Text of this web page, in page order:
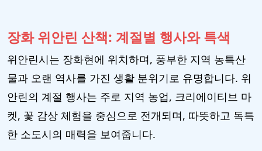
장화 위안린 산책: 계절별 행사와 특색
위안린시는 장화현에 위치하며, 풍부한 지역 농특산
물과 오랜 역사를 가진 생활 분위기로 유명합니다. 위
안린의 계절 행사는 주로 지역 농업, 크리에이티브 마
켓, 꽃 감상 체험을 중심으로 전개되며, 따뜻하고 독특
한 소도시의 매력을 보여줍니다.